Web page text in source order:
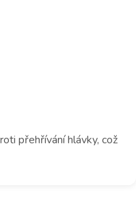
přehřívání hlávky, což